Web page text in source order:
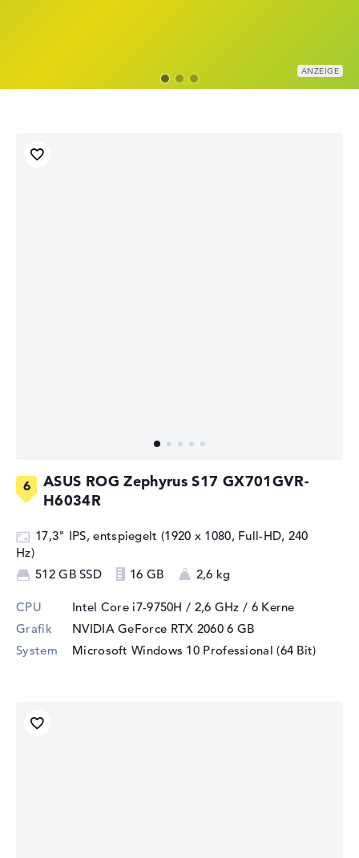
ASUS ROG Zephyrus S17 GX701GVR-
H6034R
17,3" IPS, entspiegelt (1920 x 1080, Full-HD, 240
Hz)
512 GB SSD
16 GB 2,6 kg
CPU Intel Core i7-9750H / 2,6 GHz / 6 Kerne
Grafik
NVIDIA GeForce RTX 20606 GB
System
Microsoft Windows 10 Professional (64 Bit)